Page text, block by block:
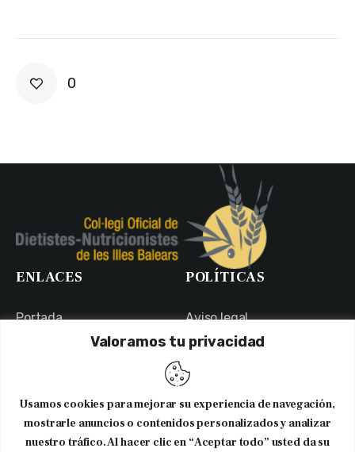
Valoramos tu privacidad
Usamos cookies para mejorar su experiencia de navegación,
mostrarle anuncios o contenidos personalizados y analizar
nuestro tráfico. Al hacer clic en “Aceptar todo” usted da su
0
ENLACES
Portada
Portal de Transparencia
Usuarios
POLÍTICAS
Aviso legal
Política de Privacidad
Política de Cookies
Canal Ético
NEWSLETTER